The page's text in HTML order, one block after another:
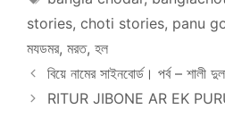
stories, choti stories, panu
মযডমর, মরত, হল
বিয়ে নামের সাইনবোর্ড। পর্ব – শালী
RITUR JIBONE AR EK